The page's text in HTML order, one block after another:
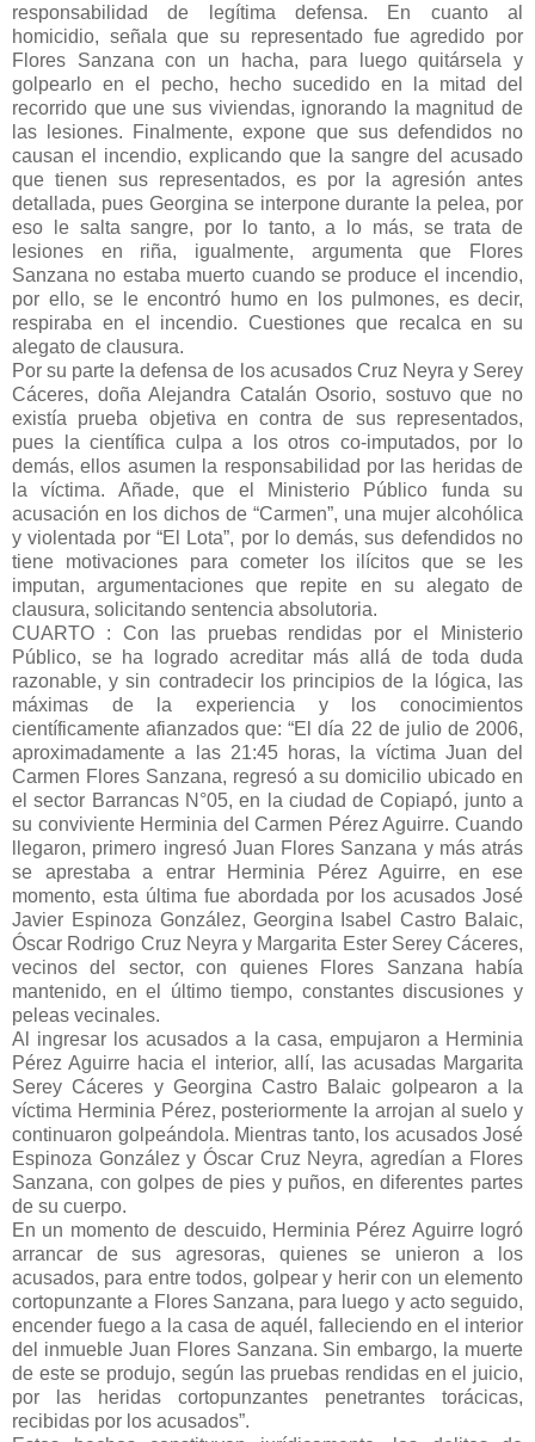
responsabilidad de legítima defensa. En cuanto al
homicidio, señala que su representado fue agredido por
Flores Sanzana con un hacha, para luego quitársela y
golpearlo en el pecho, hecho sucedido en la mitad del
recorrido que une sus viviendas, ignorando la magnitud de
las lesiones. Finalmente, expone que sus defendidos no
causan el incendio, explicando que la sangre del acusado
que tienen sus representados, es por la agresión antes
detallada, pues Georgina se interpone durante la pelea, por
eso le salta sangre, por lo tanto, a lo más, se trata de
lesiones en riña, igualmente, argumenta que Flores
Sanzana no estaba muerto cuando se produce el incendio,
por ello, se le encontró humo en los pulmones, es decir,
respiraba en el incendio. Cuestiones que recalca en su
alegato de clausura.
Por su parte la defensa de los acusados Cruz Neyra y Serey
Cáceres, doña Alejandra Catalán Osorio, sostuvo que no
existía prueba objetiva en contra de sus representados,
pues la científica culpa a los otros co-imputados, por lo
demás, ellos asumen la responsabilidad por las heridas de
la víctima. Añade, que el Ministerio Público funda su
acusación en los dichos de “Carmen”, una mujer alcohólica
y violentada por “El Lota”, por lo demás, sus defendidos no
tiene motivaciones para cometer los ilícitos que se les
imputan, argumentaciones que repite en su alegato de
clausura, solicitando sentencia absolutoria.
CUARTO : Con las pruebas rendidas por el Ministerio
Público, se ha logrado acreditar más allá de toda duda
razonable, y sin contradecir los principios de la lógica, las
máximas de la experiencia y los conocimientos
científicamente afianzados que: “El día 22 de julio de 2006,
aproximadamente a las 21:45 horas, la víctima Juan del
Carmen Flores Sanzana, regresó a su domicilio ubicado en
el sector Barrancas N°05, en la ciudad de Copiapó, junto a
su conviviente Herminia del Carmen Pérez Aguirre. Cuando
llegaron, primero ingresó Juan Flores Sanzana y más atrás
se aprestaba a entrar Herminia Pérez Aguirre, en ese
momento, esta última fue abordada por los acusados José
Javier Espinoza González, Georgina Isabel Castro Balaic,
Óscar Rodrigo Cruz Neyra y Margarita Ester Serey Cáceres,
vecinos del sector, con quienes Flores Sanzana había
mantenido, en el último tiempo, constantes discusiones y
peleas vecinales.
Al ingresar los acusados a la casa, empujaron a Herminia
Pérez Aguirre hacia el interior, allí, las acusadas Margarita
Serey Cáceres y Georgina Castro Balaic golpearon a la
víctima Herminia Pérez, posteriormente la arrojan al suelo y
continuaron golpeándola. Mientras tanto, los acusados José
Espinoza González y Óscar Cruz Neyra, agredían a Flores
Sanzana, con golpes de pies y puños, en diferentes partes
de su cuerpo.
En un momento de descuido, Herminia Pérez Aguirre logró
arrancar de sus agresoras, quienes se unieron a los
acusados, para entre todos, golpear y herir con un elemento
cortopunzante a Flores Sanzana, para luego y acto seguido,
encender fuego a la casa de aquél, falleciendo en el interior
del inmueble Juan Flores Sanzana. Sin embargo, la muerte
de este se produjo, según las pruebas rendidas en el juicio,
por las heridas cortopunzantes penetrantes torácicas,
recibidas por los acusados”.